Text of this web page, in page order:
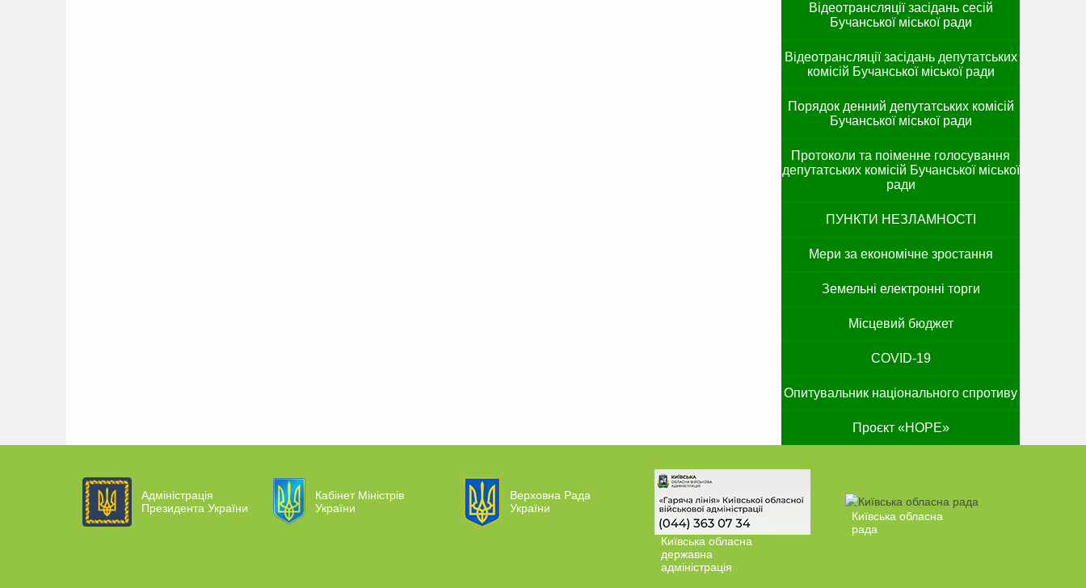
Відеотрансляції засідань сесій
Бучанської міської ради
Відеотрансляції засідань депутатських
комісій Бучанської міської ради
Порядок денний депутатських комісій
Бучанської міської ради
Протоколи та поіменне голосування
депутатських комісій Бучанської міської
ради
ПУНКТИ НЕЗЛАМНОСТІ
Мери за економічне зростання
Земельні електронні торги
Місцевий бюджет
COVID-19
Опитувальник національного спротиву
Проєкт «HOPE»
Адміністрація
Президента України
Кабінет Міністрів
України
Верховна Рада
України
Київська обласна
державна
адміністрація
Київська обласна
рада